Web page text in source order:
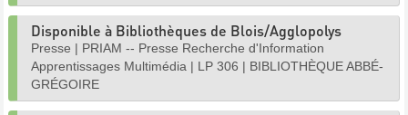
Disponible à Bibliothèques de Blois/Agglopolys
Presse | PRIAM -- Presse Recherche d'Information
Apprentissages Multimédia | LP 306 | BIBLIOTHÈQUE ABBÉ-
GRÉGOIRE